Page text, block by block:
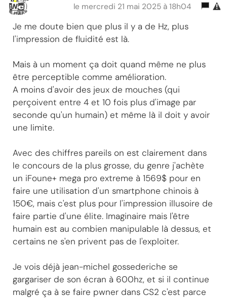
le mercredi 21 mai 2025 à 18h04
Je me doute bien que plus il y a de Hz, plus
l'impression de fluidité est là.
Mais à un moment ça doit quand même ne plus
être perceptible comme amélioration.
A moins d'avoir des jeux de mouches (qui
perçoivent entre 4 et 10 fois plus d'image par
seconde qu'un humain) et même là il doit y avoir
une limite.
Avec des chiffres pareils on est clairement dans
le concours de la plus grosse, du genre j'achète
un iFoune+ mega pro extreme à 1569$ pour en
faire une utilisation d'un smartphone chinois à
150€, mais c'est plus pour l'impression illusoire de
faire partie d'une élite. Imaginaire mais l'être
humain est au combien manipulable là dessus, et
certains ne s'en privent pas de l'exploiter.
Je vois déjà jean-michel gossederiche se
gargariser de son écran à 600hz, et si il continue
malgré ça à se faire pwner dans CS2 c'est parce